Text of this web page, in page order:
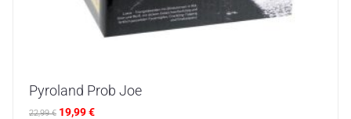
Pyroland Prob Joe
22,99€ 19,99€